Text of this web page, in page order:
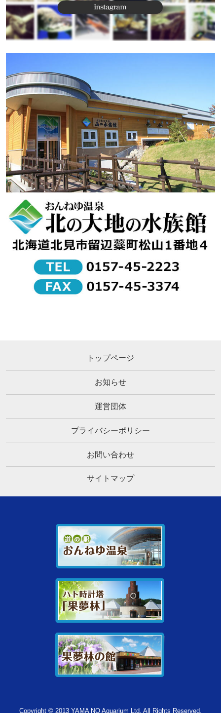
トップページ
お知らせ
運営団体
プライバシーポリシー
お問い合わせ
サイトマップ
Copyright © 2013 YAMA NO Aquarium Ltd. All Rights Reserved.